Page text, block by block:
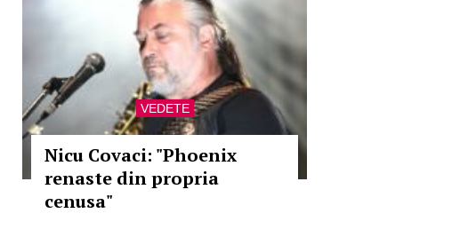
VEDETE
Nicu Covaci: "Phoenix
renaste din propria
cenusa"